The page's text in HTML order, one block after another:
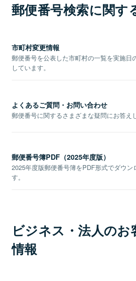
郵便番号検索に関す
市町村変更情報
郵便番号を公表した市町村の一覧を実施日
しています。
よくあるご質問・お問い合わせ
郵便番号に関するさまざまな疑問にお答え
郵便番号簿PDF（2025年度版）
2025年度版郵便番号簿をPDF形式でダウン
す。
ビジネス・法人のお
情報